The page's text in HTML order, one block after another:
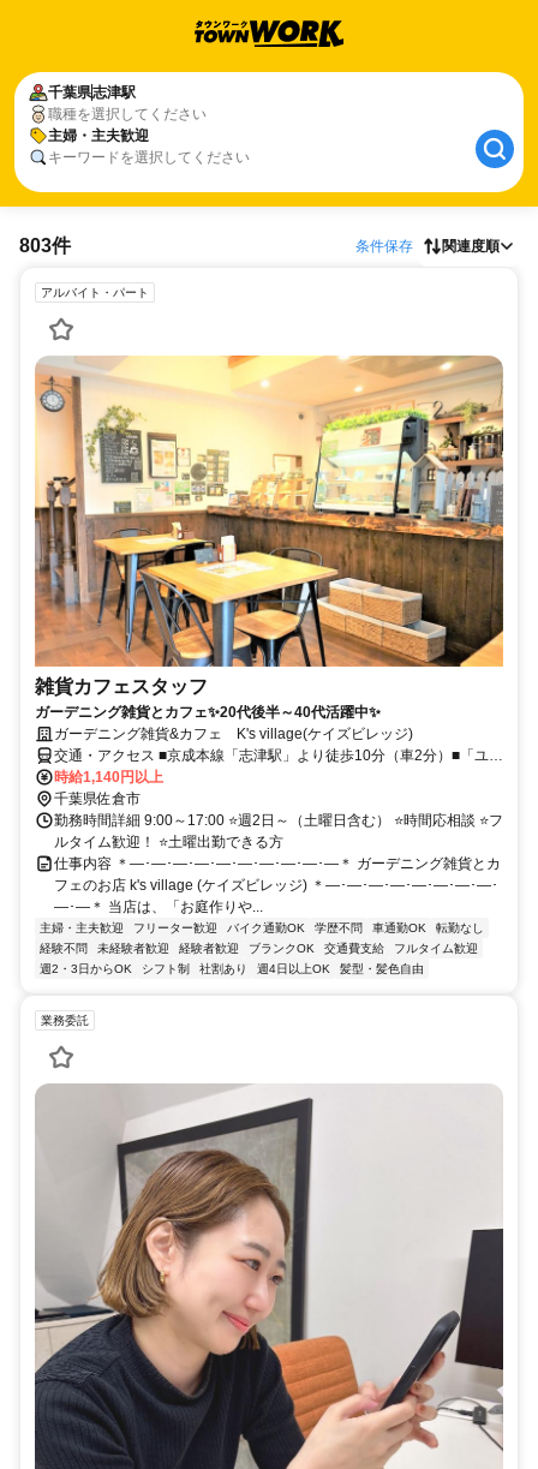
千葉県志津駅
職種を選択してください
主婦・主夫歓迎
キーワードを選択してください
803件 条件保存 関連度順
アルバイト・パート
雑貨カフェスタッフ
ガーデニング雑貨とカフェ✨20代後半～40代活躍中✨
ガーデニング雑貨&カフェ K's village(ケイズビレッジ)
交通・アクセス ■京成本線「志津駅」より徒歩10分（車2分）■「ユー
カリが丘駅」より徒歩20分（車3分） ※水道道路沿い
時給1,140円以上
千葉県佐倉市
勤務時間詳細 9:00～17:00 ⭐週2日～（土曜日含む） ⭐時間応相談 ⭐フ
ルタイム歓迎！ ⭐土曜出勤できる方
仕事内容 ＊―･―･―･―･―･―･―･―･―･―＊ ガーデニング雑貨とカ
フェのお店 k's village (ケイズビレッジ) ＊―･―･―･―･―･―･―･―･
―･―＊ 当店は、「お庭作りや...
主婦・主夫歓迎 フリーター歓迎 バイク通勤OK 学歴不問 車通勤OK
転勤なし
経験不問
未経験者歓迎 経験者歓迎 ブランクOK 交通費支給
フルタイム歓迎
週2・3日からOK
シフト制 社割あり 週4日以上OK 髪型・髪色自由
業務委託